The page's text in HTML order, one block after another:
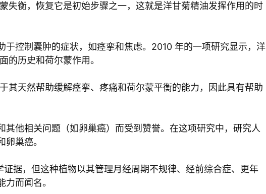
失衡，恢复它是初始步骤之一，这就是洋甘菊精油发挥作用的时
控制囊肿的症状，如痉挛和焦虑。2010 年的一项研究显示，洋
的历史和荷尔蒙作用。
其天然帮助缓解痉挛、疼痛和荷尔蒙平衡的能力，因此具有帮助
他相关问题（如卵巢癌）而受到赞誉。在这项研究中，研究人
巢癌。
据，但这种植物以其管理月经周期不规律、经前综合症、更年
而闻名。